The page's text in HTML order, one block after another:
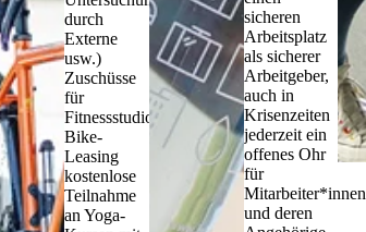
durch
Externe
usw.)
Zuschüsse
für
Fitnessstudios
Bike-
Leasing
kostenlose
Teilnahme
an Yoga-
sicheren
Arbeitsplatz
als sicherer
Arbeitgeber,
auch in
Krisenzeiten
jederzeit ein
offenes Ohr
für
Mitarbeiter*innen
und deren